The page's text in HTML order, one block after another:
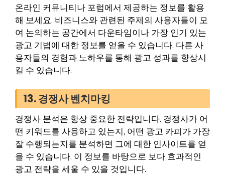
온라인 커뮤니티나 포럼에서 제공하는 정보를 활용
해 보세요. 비즈니스와 관련된 주제의 사용자들이 모
여 논의하는 공간에서 다운타임이나 가장 인기 있는
광고 기법에 대한 정보를 얻을 수 있습니다. 다른 사
용자들의 경험과 노하우를 통해 광고 성과를 향상시
킬 수 있습니다.
13. 경쟁사 벤치마킹
경쟁사 분석은 항상 중요한 전략입니다. 경쟁사가 어
떤 키워드를 사용하고 있는지, 어떤 광고 카피가 가장
잘 수행되는지를 분석하면 그에 대한 인사이트를 얻
을 수 있습니다. 이 정보를 바탕으로 보다 효과적인
광고 전략을 세울 수 있을 것입니다.